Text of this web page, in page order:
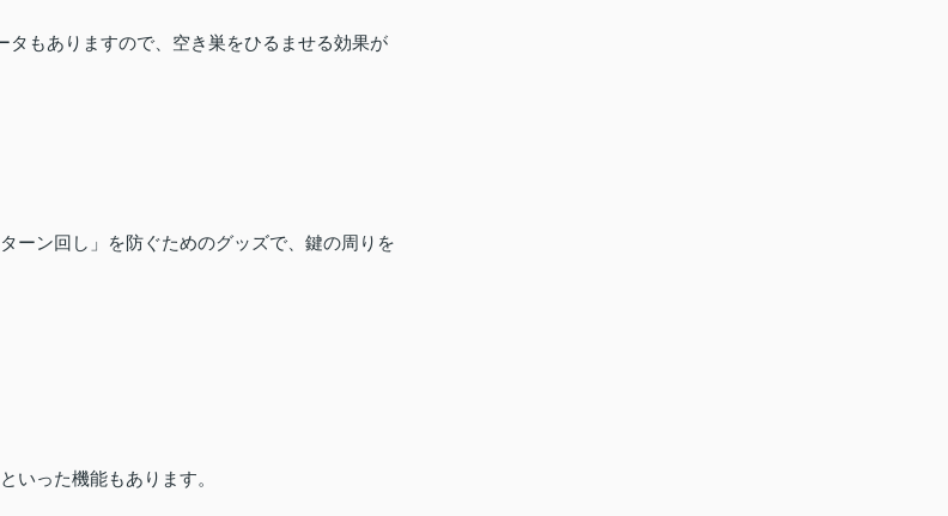
もありますので、空き巣をひるませる効果が
ーン回し」を防ぐためのグッズで、鍵の周りを
いった機能もあります。